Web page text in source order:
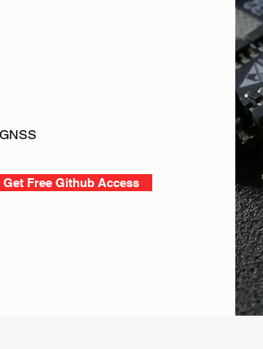
Get Free Github Access